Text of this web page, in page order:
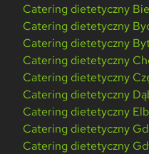
Catering dietetyczny
Catering dietetyczny
Catering dietetyczny
Catering dietetyczny
Catering dietetyczny
Catering dietetyczny
Catering dietetyczny
Catering dietetyczny
Catering dietetyczny